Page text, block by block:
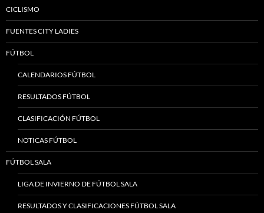
CICLISMO
FUENTES CITY LADIES
FÚTBOL
CALENDARIOS FÚTBOL
RESULTADOS FÚTBOL
CLASIFICACIÓN FÚTBOL
NOTICAS FÚTBOL
FÚTBOL SALA
LIGA DE INVIERNO DE FÚTBOL SALA
RESULTADOS Y CLASIFICACIONES FÚTBOL SALA